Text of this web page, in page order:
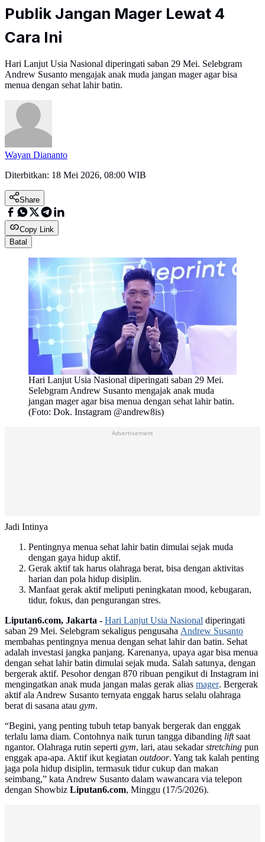
Publik Jangan Mager Lewat 4
Cara Ini
Hari Lanjut Usia Nasional diperingati saban 29 Mei. Selebgram
Andrew Susanto mengajak anak muda jangan mager agar bisa
menua dengan sehat lahir batin.
Wayan Diananto
Diterbitkan: 18 Mei 2026, 08:00 WIB
Share
Copy Link
Batal
Hari Lanjut Usia Nasional diperingati saban 29 Mei.
Selebgram Andrew Susanto mengajak anak muda
jangan mager agar bisa menua dengan sehat lahir batin.
(Foto: Dok. Instagram @andrew8is)
Advertisement
Jadi Intinya
Pentingnya menua sehat lahir batin dimulai sejak muda
dengan gaya hidup aktif.
Gerak aktif tak harus olahraga berat, bisa dengan aktivitas
harian dan pola hidup disiplin.
Manfaat gerak aktif meliputi peningkatan mood, kebugaran,
tidur, fokus, dan pengurangan stres.
Liputan6.com, Jakarta - Hari Lanjut Usia Nasional diperingati
saban 29 Mei. Selebgram sekaligus pengusaha Andrew Susanto
membahas pentingnya menua dengan sehat lahir dan batin. Sehat
adalah investasi jangka panjang. Karenanya, upaya agar bisa menua
dengan sehat lahir batin dimulai sejak muda. Salah satunya, dengan
bergerak aktif. Pesohor dengan 870 ribuan pengikut di Instagram ini
mengingatkan anak muda jangan malas gerak alias mager. Bergerak
aktif ala Andrew Susanto ternyata enggak harus selalu olahraga
berat di sasana atau gym.
“Begini, yang penting tubuh tetap banyak bergerak dan enggak
terlalu lama diam. Contohnya naik turun tangga dibanding liftsaat
ngantor. Olahraga rutin seperti gym, lari, atau sekadarstretching pun
enggak apa-apa. Aktif ikut kegiatan outdoor. Yang tak kalah penting
jaga pola hidup disiplin, termasuk tidur cukup dan makan
seimbang,” kata Andrew Susanto dalam wawancara via telepon
dengan Showbiz Liputan6.com, Minggu (17/5/2026).